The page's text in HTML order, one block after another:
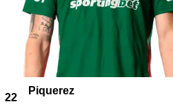
22
Piquerez